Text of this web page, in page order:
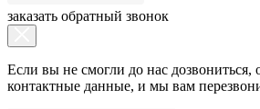
заказать обратный звонок
Если вы не смогли до нас дозвониться,
контактные данные, и мы вам